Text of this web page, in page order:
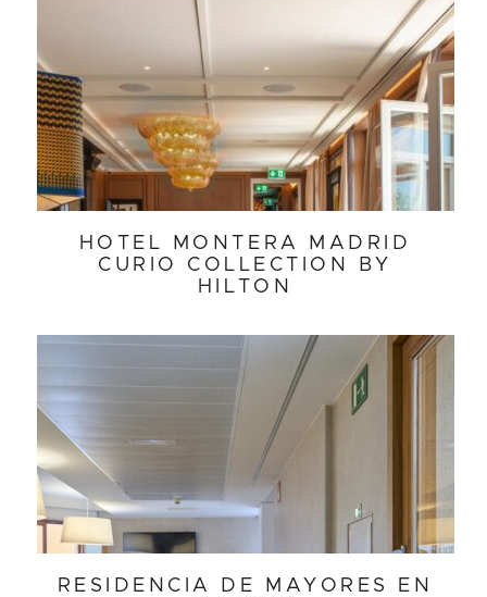
HOTEL MONTERA MADRID
CURIO COLLECTION BY
HILTON
RESIDENCIA DE MAYORES EN